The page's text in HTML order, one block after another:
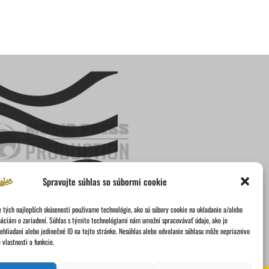
Spravujte súhlas so súbormi cookie
tých najlepších skúseností používame technológie, ako sú súbory cookie na ukladanie a/alebo
o zariadení. Súhlas s týmito technológiami nám umožní spracovávať údaje, ako je
alebo jedinečné ID na tejto stránke. Nesúhlas alebo odvolanie súhlasu môže nepriaznivo
a funkcie.